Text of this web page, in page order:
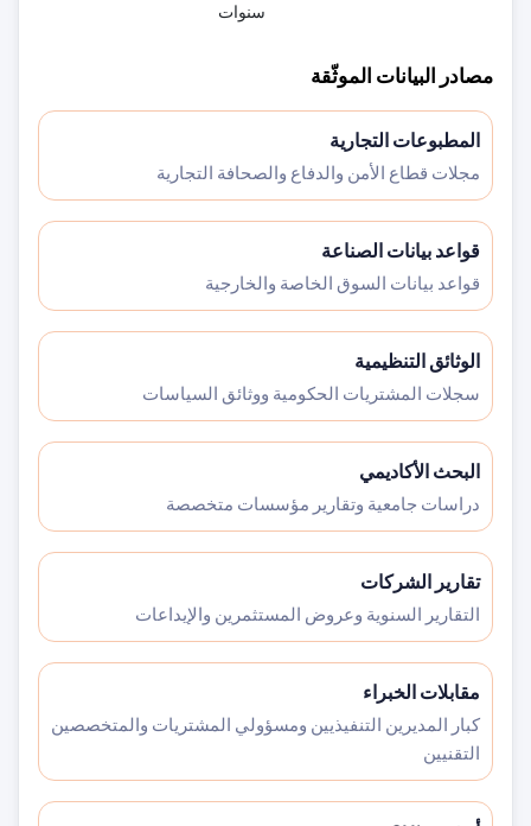
سنوات
مصادر البيانات الموثّقة
المطبوعات التجارية
مجلات قطاع الأمن والدفاع والصحافة التجارية
قواعد بيانات الصناعة
قواعد بيانات السوق الخاصة والخارجية
الوثائق التنظيمية
سجلات المشتريات الحكومية ووثائق السياسات
البحث الأكاديمي
دراسات جامعية وتقارير مؤسسات متخصصة
تقارير الشركات
التقارير السنوية وعروض المستثمرين والإيداعات
مقابلات الخبراء
كبار المديرين التنفيذيين ومسؤولي المشتريات والمتخصصين
التقنيين